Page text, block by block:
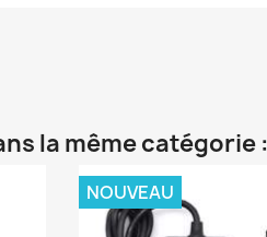
la même catégorie :
NOUVEAU